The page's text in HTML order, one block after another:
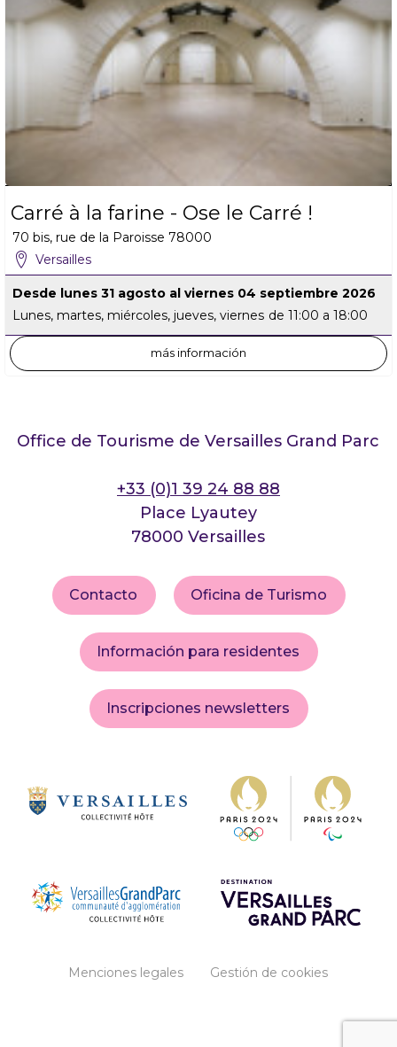
Carré à la farine - Ose le Carré !
70 bis, rue de la Paroisse 78000
Versailles
Desde lunes 31 agosto al viernes 04 septiembre 2026
Lunes, martes, miércoles, jueves, viernes de 11:00 a 18:00
más información
Office de Tourisme de Versailles Grand Parc
+33 (0)1 39 24 88 88
Place Lyautey
78000 Versailles
Contacto Oficina de Turismo
Información para residentes
Inscripciones newsletters
Menciones legales Gestión de cookies